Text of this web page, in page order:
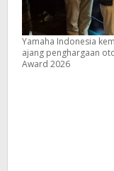
Yamaha Indonesia
ajang penghargaan
Award 2026